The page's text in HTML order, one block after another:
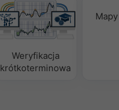
Weryfikacja
krótkoterminowa